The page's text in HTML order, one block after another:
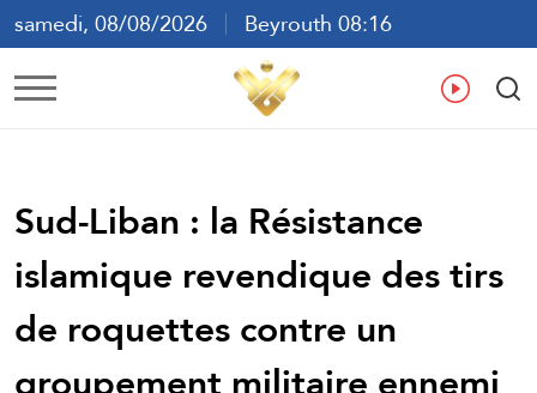
samedi, 08/08/2026
Beyrouth 08:16
ع
Sud-Liban : la Résistance
islamique revendique des tirs
de roquettes contre un